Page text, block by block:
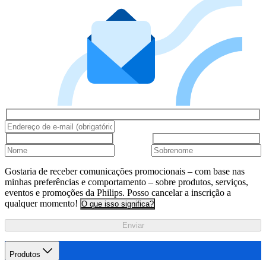
Gostaria de receber comunicações promocionais – com base nas
minhas preferências e comportamento – sobre produtos, serviços,
eventos e promoções da Philips. Posso cancelar a inscrição a
qualquer momento! O que isso significa?
Enviar
Produtos